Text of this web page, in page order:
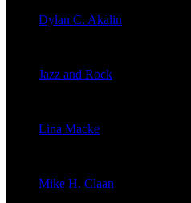
Dylan C. Akalin
Jazz and Rock
Lina Macke
Mike H. Claan